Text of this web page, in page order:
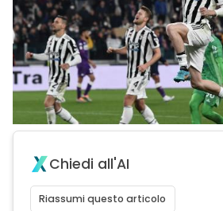
Chiedi all'AI
Riassumi questo articolo